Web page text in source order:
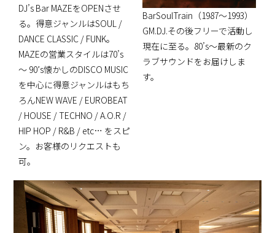
DJ’s Bar MAZEをOPENさせ
る。得意ジャンルはSOUL /
DANCE CLASSIC / FUNK。
MAZEの営業スタイルは70’s
〜 90’s懐かしのDISCO MUSIC
を中心に得意ジャンルはもち
ろんNEW WAVE / EUROBEAT
/ HOUSE / TECHNO / A.O.R /
HIP HOP / R&B / etc… をスピ
ン。お客様のリクエストも
可。
BarSoulTrain（1987～1993）
GM.DJ.その後フリーで活動し
現在に至る。80’s～最新のク
ラブサウンドをお届けしま
す。